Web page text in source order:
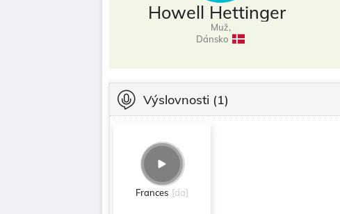
Howell Hettinger
Muž,
Dánsko
Výslovnosti (1)
Frances [da]